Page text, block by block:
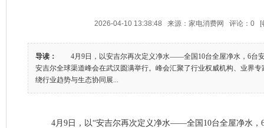
2026-04-10 13:38:48 来源：家电消费网 评论： 0 [
导读：
4月9日，以安吉尔再次定义净水——全国10台全屋净水，6台安
安吉尔全球渠道峰会在武汉圆满举行。峰会汇聚了行业权威机构、业界
绕行业趋势与生态协同展...
4月9日，以“安吉尔再次定义净水——全国10台全屋净水，6